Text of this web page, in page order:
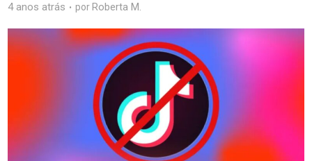
4 anos atrás por Roberta M.